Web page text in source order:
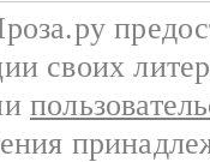
своих